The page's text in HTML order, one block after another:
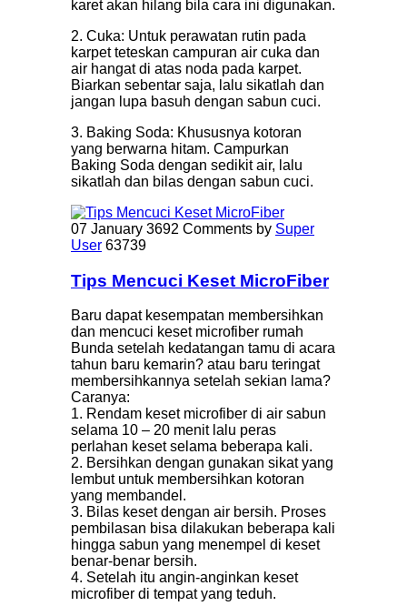
karet akan hilang bila cara ini digunakan.
2. Cuka: Untuk perawatan rutin pada
karpet teteskan campuran air cuka dan
air hangat di atas noda pada karpet.
Biarkan sebentar saja, lalu sikatlah dan
jangan lupa basuh dengan sabun cuci.
3. Baking Soda: Khususnya kotoran
yang berwarna hitam. Campurkan
Baking Soda dengan sedikit air, lalu
sikatlah dan bilas dengan sabun cuci.
07 January 3692 Comments by Super
User 63739
Tips Mencuci Keset MicroFiber
Baru dapat kesempatan membersihkan
dan mencuci keset microfiber rumah
Bunda setelah kedatangan tamu di acara
tahun baru kemarin? atau baru teringat
membersihkannya setelah sekian lama?
Caranya:
1. Rendam keset microfiber di air sabun
selama 10 – 20 menit lalu peras
perlahan keset selama beberapa kali.
2. Bersihkan dengan gunakan sikat yang
lembut untuk membersihkan kotoran
yang membandel.
3. Bilas keset dengan air bersih. Proses
pembilasan bisa dilakukan beberapa kali
hingga sabun yang menempel di keset
benar-benar bersih.
4. Setelah itu angin-anginkan keset
microfiber di tempat yang teduh.